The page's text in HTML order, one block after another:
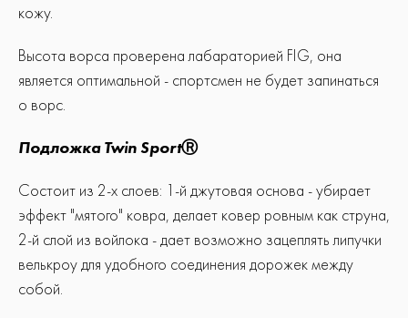
кожу.
Высота ворса проверена лабараторией FIG, она
является оптимальной - спортсмен не будет запинаться
о ворс.
Подложка Twin SportⓇ
Состоит из 2-х слоев: 1-й джутовая основа - убирает
эффект "мятого" ковра, делает ковер ровным как струна,
2-й слой из войлока - дает возможно зацеплять липучки
велькроу для удобного соединения дорожек между
собой.